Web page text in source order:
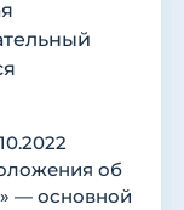
об
— основной